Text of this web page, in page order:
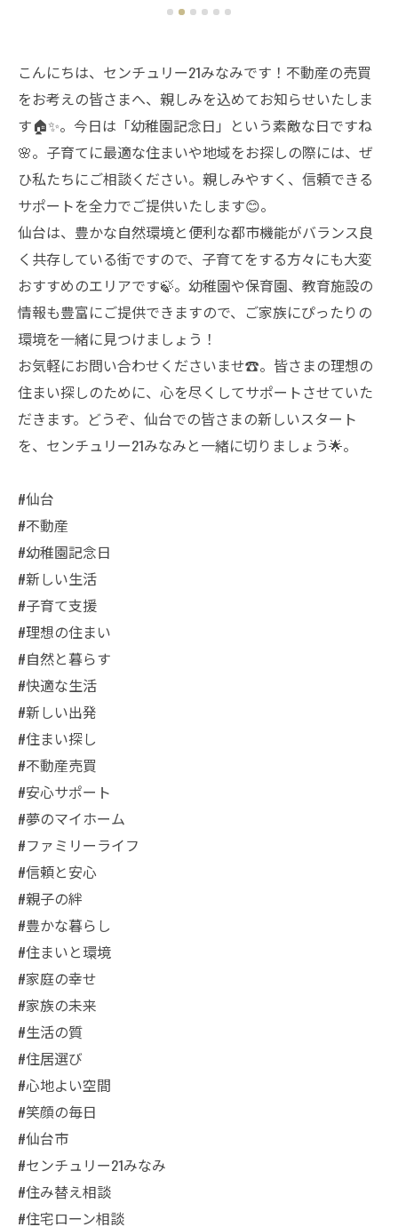
こんにちは、センチュリー21みなみです！不動産の売買
をお考えの皆さまへ、親しみを込めてお知らせいたしま
す🏠✨。今日は「幼稚園記念日」という素敵な日ですね
🌸。子育てに最適な住まいや地域をお探しの際には、ぜ
ひ私たちにご相談ください。親しみやすく、信頼できる
サポートを全力でご提供いたします😊。
仙台は、豊かな自然環境と便利な都市機能がバランス良
く共存している街ですので、子育てをする方々にも大変
おすすめのエリアです🍃。幼稚園や保育園、教育施設の
情報も豊富にご提供できますので、ご家族にぴったりの
環境を一緒に見つけましょう！
お気軽にお問い合わせくださいませ☎️。皆さまの理想の
住まい探しのために、心を尽くしてサポートさせていた
だきます。どうぞ、仙台での皆さまの新しいスタート
を、センチュリー21みなみと一緒に切りましょう🌟。
#仙台
#不動産
#幼稚園記念日
#新しい生活
#子育て支援
#理想の住まい
#自然と暮らす
#快適な生活
#新しい出発
#住まい探し
#不動産売買
#安心サポート
#夢のマイホーム
#ファミリーライフ
#信頼と安心
#親子の絆
#豊かな暮らし
#住まいと環境
#家庭の幸せ
#家族の未来
#生活の質
#住居選び
#心地よい空間
#笑顔の毎日
#仙台市
#センチュリー21みなみ
#住み替え相談
#住宅ローン相談